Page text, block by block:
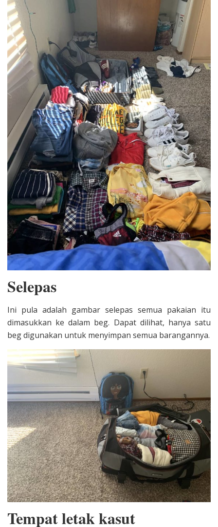
Selepas
Ini pula adalah gambar selepas semua pakaian itu
dimasukkan ke dalam beg. Dapat dilihat, hanya satu
beg digunakan untuk menyimpan semua barangannya.
Tempat letak kasut